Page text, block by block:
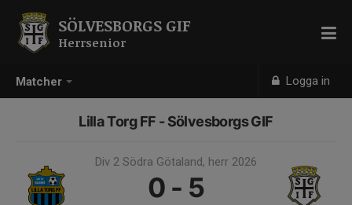
Matcher Logga in
SÖLVESBORGS GIF
Herrsenior
Lilla Torg FF - Sölvesborgs GIF
Div 2 Södra Götaland, herr 2026
0 - 5